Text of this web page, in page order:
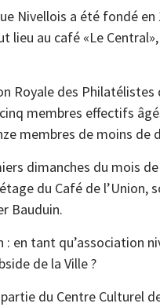
Nivellois a été fondé en
lieu au café «Le
Royale des Philatélistes
membres effectifs
membres de moins de
dimanches du mois de
du Café de l’Union,
Bauduin.
: en tant qu’association
de la Ville ?
du Centre Culturel